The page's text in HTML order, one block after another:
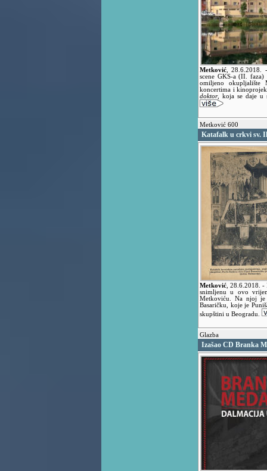
Metković ,28.6.2018.
scene GKS-a (II.
omiljeno okupljalište
koncertima i
doktor, koja se daje u
Metković 600
Katafalk u crkvi sv.
Metković 28.6.2018. -
snimljenu u ovo
Metkoviću. Na njoj
Basaričku, koje je
skupštini u Beogradu.
Glazba
Izašao CD Branka